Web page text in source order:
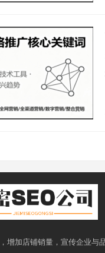
增加店铺销量，宣传企业与